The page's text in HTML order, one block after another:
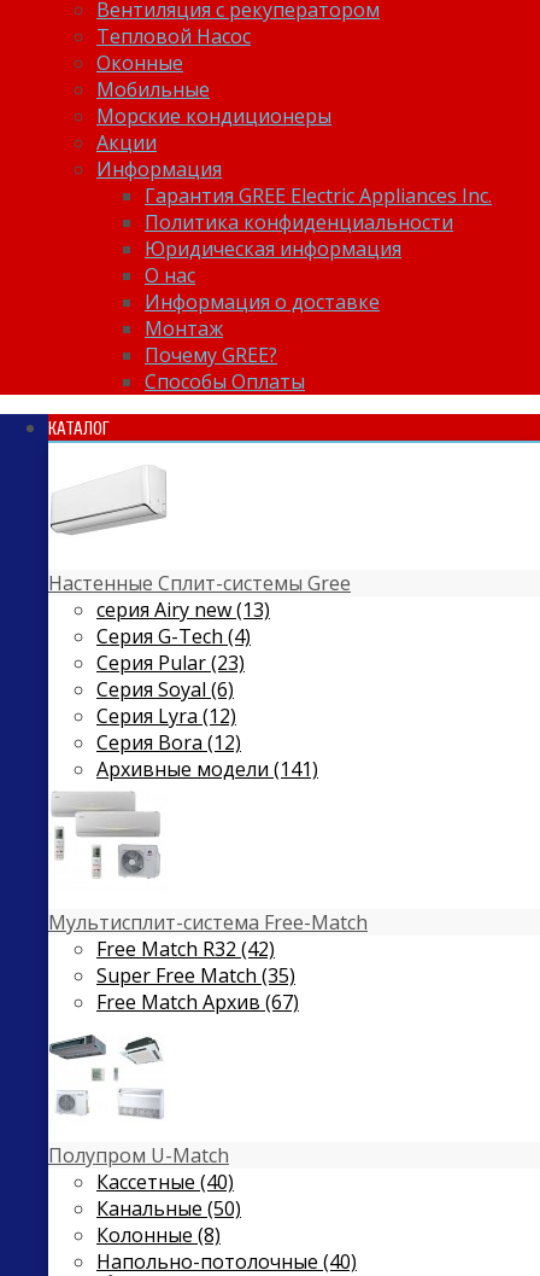
Вентиляция с рекуператором
Тепловой Насос
Оконные
Мобильные
Морские кондиционеры
Акции
Информация
Гарантия GREE Electric Appliances Inc.
Политика конфиденциальности
Юридическая информация
О нас
Информация о доставке
Монтаж
Почему GREE?
Способы Оплаты
КАТАЛОГ
Настенные Сплит-системы Gree
серия Airy new (13)
Серия G-Tech (4)
Серия Pular (23)
Cерия Soyal (6)
Серия Lyra (12)
Серия Bora (12)
Архивные модели (141)
Мультисплит-система Free-Match
Free Match R32 (42)
Super Free Match (35)
Free Match Архив (67)
Полупром U-Match
Кассетные (40)
Канальные (50)
Колонные (8)
Напольно-потолочные (40)